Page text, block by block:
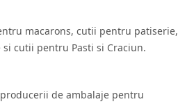
macarons, cutii pentru patiserie,
cutii pentru Pasti si Craciun.
de ambalaje pentru